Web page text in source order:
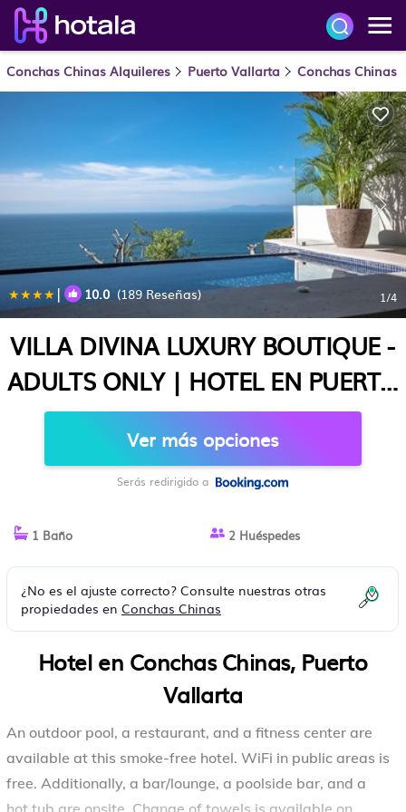
Conchas Chinas Alquileres Puerto Vallarta Conchas Chinas
| 10.0(189 Reseñas) 1/4
VILLA DIVINA LUXURY BOUTIQUE -
ADULTS ONLY | HOTEL EN PUERTO
VALLARTA
Ver más opciones
Serás redirigido a
1 Baño 2 Huéspedes
¿No es el ajuste correcto? Consulte nuestras otras
propiedades en Conchas Chinas
Hotel en Conchas Chinas, Puerto
Vallarta
An outdoor pool, a restaurant, and a fitness center are
available at this smoke-free hotel. WiFi in public areas is
free. Additionally, a bar/lounge, a poolside bar, and a
hot tub are onsite. Change of towels is available on